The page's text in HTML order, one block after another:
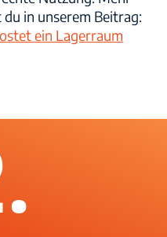
in unserem Beitrag:
ein Lagerraum